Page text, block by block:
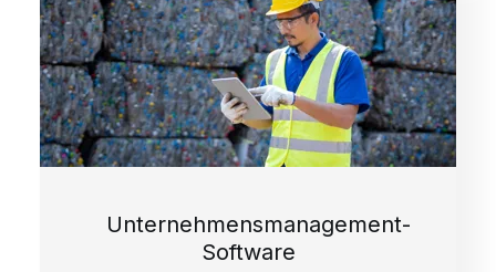
Unternehmensmanagement-
Software